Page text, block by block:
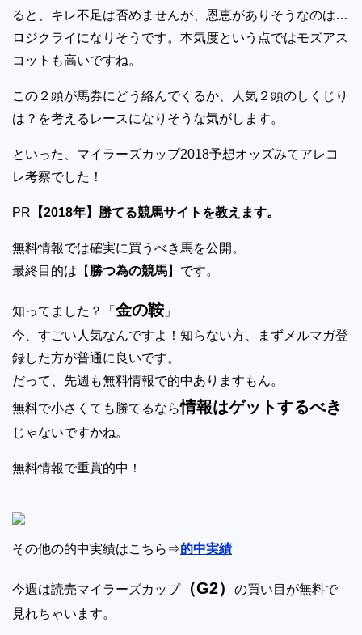
ると、キレ不足は否めませんが、恩恵がありそうなのは…
ロジクライになりそうです。本気度という点ではモズアス
コットも高いですね。
この２頭が馬券にどう絡んでくるか、人気２頭のしくじり
は？を考えるレースになりそうな気がします。
といった、マイラーズカップ2018予想オッズみてアレコ
レ考察でした！
PR 【2018年】勝てる競馬サイトを教えます。
無料情報では確実に買うべき馬を公開。
最終目的は【 勝つ為の競馬】です。
知ってました？「 金の鞍 」
今、すごい人気なんですよ！知らない方、まずメルマガ登
録した方が普通に良いです。
だって、先週も無料情報で的中ありますもん。
無料で小さくても勝てるなら情報はゲットするべき
じゃないですかね。
無料情報で重賞的中！
その他の的中実績はこちら⇒的中実績
今週は読売マイラーズカップ（G2）
の買い目が無料で
見れちゃいます。